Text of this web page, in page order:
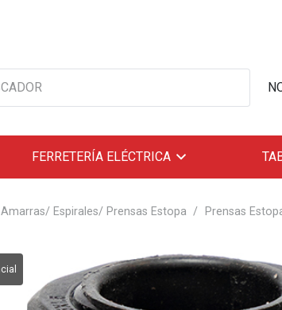
FERRETERÍA ELÉCTRICA
Amarras/ Espirales/ Prensas Estopa / Prensas